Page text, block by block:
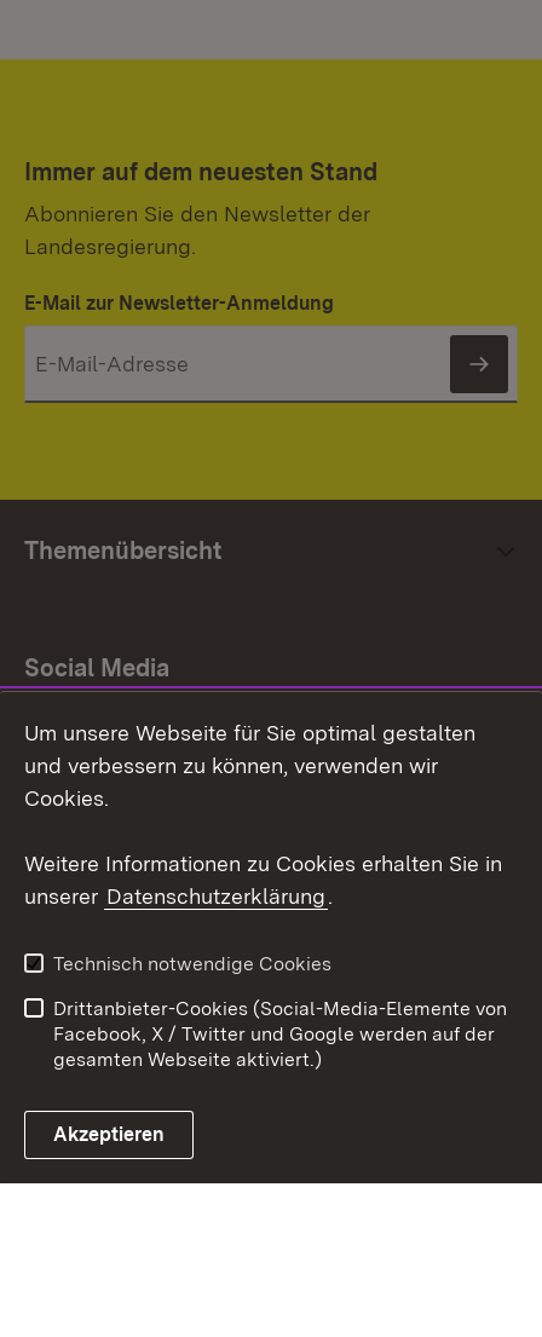
Immer auf dem neuesten Stand
Abonnieren Sie den Newsletter der
Landesregierung.
E-Mail zur Newsletter-Anmeldung
Themenübersicht
Social Media
Facebook
Link zum Landesportal
Barrierefreiheit
Kontakt
Cookies
Um unsere Webseite für Sie optimal gestalten
und verbessern zu können, verwenden wir
Cookies.
Weitere Informationen zu Cookies erhalten Sie in
unserer Datenschutzerklärung.
Technisch notwendige Cookies
Drittanbieter-Cookies (Social-Media-Elemente von
Facebook, X / Twitter und Google werden auf der
gesamten Webseite aktiviert.)
Akzeptieren